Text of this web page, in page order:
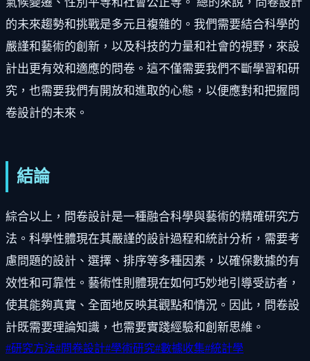
氣候變遷、性別平等和社會公正等。 總的來說，問卷設計
的未來趨勢和挑戰是多元且複雜的。我們需要結合科學的
嚴謹和藝術的創新，以及科技的力量和社會的視野，來設
計出更有效和適應的問卷。這不僅需要我們不斷學習和研
究，也需要我們有開放和進取的心態，以便應對和把握問
卷設計的未來。
結論
綜合以上，問卷設計是一種融合科學與藝術的精確研究方
法。科學性體現在其嚴謹的設計過程和統計分析，需要考
慮問題的設計、選擇、排序等多種因素，以確保數據的有
效性和可靠性。藝術性則體現在如何巧妙地引導受訪者，
使其能夠真實、全面地反映其觀點和情況。因此，問卷設
計既需要理論知識，也需要實踐經驗和創新思維。
#研究方法#問卷設計#學術研究#數據收集#統計學